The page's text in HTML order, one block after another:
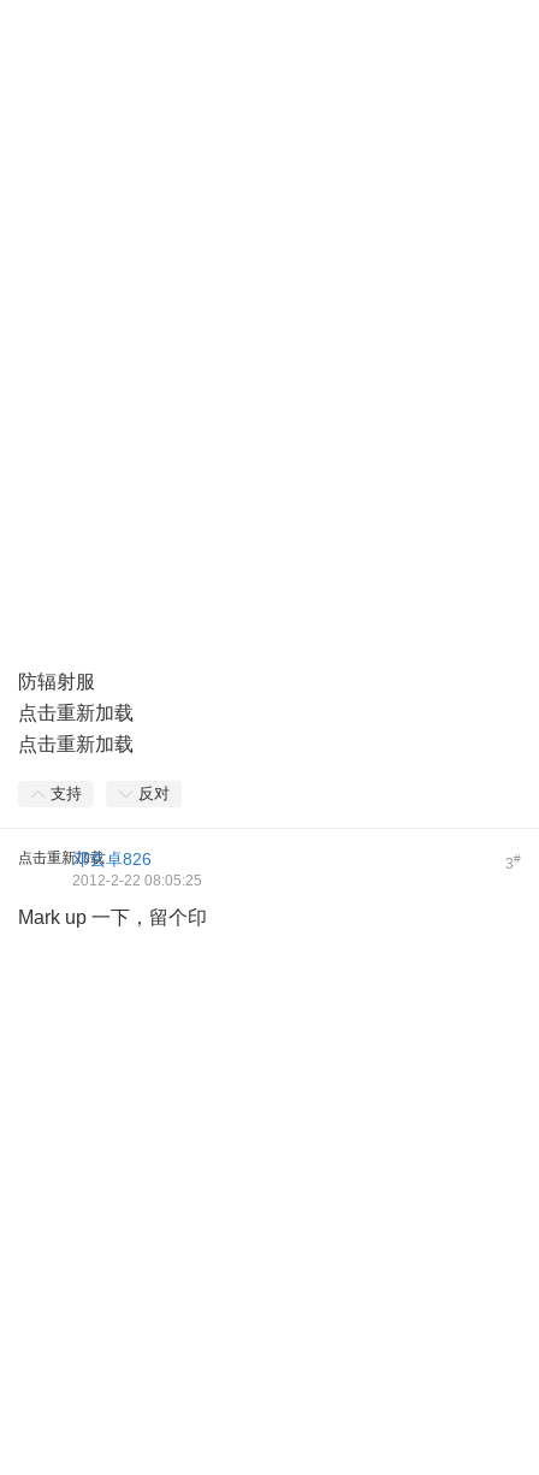
防辐射服
点击重新加载
点击重新加载
支持 反对
点击重新加载 3#
邓玄卓826
2012-2-22 08:05:25
Mark up 一下，留个印